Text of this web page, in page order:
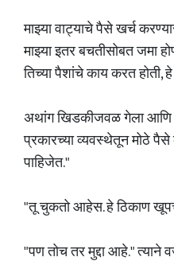
माझ्या वाट्याचे पैसे खर्च
माझ्या इतर बचतीसोबत जमा
तिच्या पैशांचे काय करत होती,
अथांग खिडकीजवळ गेला आणि
प्रकारच्या व्यवस्थेतून मोठे
पाहिजेत."
"तू चुकतो आहेस. हे ठिकाण
"पण तोच तर मुद्दा आहे." त्याने